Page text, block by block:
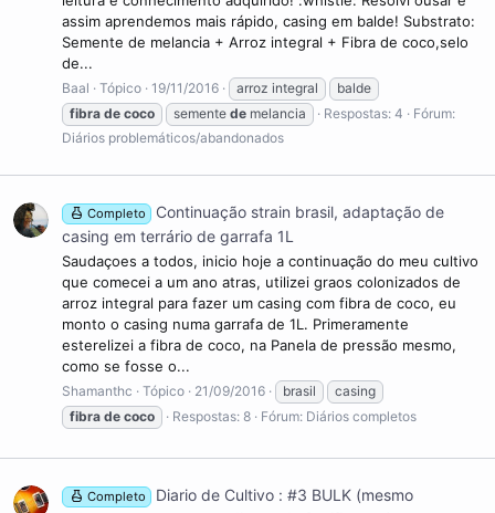
assim aprendemos mais rápido, casing em balde! Substrato:
Semente de melancia + Arroz integral + Fibra de coco,selo
de...
Baal Tópico 19/11/2016 arroz integral
balde
fibra de coco semente de melancia Respostas: 4
Fórum:
Diários problemáticos/abandonados
Completo
Continuação strain brasil, adaptação de
casing em terrário de garrafa 1L
Saudaçoes a todos, inicio hoje a continuação do meu cultivo
que comecei a um ano atras, utilizei graos colonizados de
arroz integral para fazer um casing com fibra de coco, eu
monto o casing numa garrafa de 1L. Primeramente
esterelizei a fibra de coco, na Panela de pressão mesmo,
como se fosse o...
Shamanthc Tópico 21/09/2016 brasil
casing
fibra de coco Respostas: 8 Fórum: Diários completos
Completo
Diario de Cultivo : #3 BULK (mesmo